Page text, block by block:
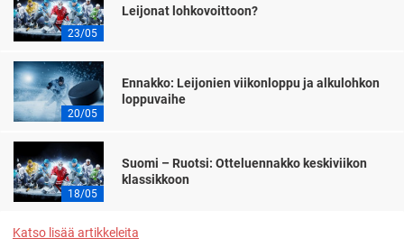
23/05
Leijonat lohkovoittoon?
20/05
Ennakko: Leijonien viikonloppu ja alkulohkon
loppuvaihe
18/05
Suomi – Ruotsi: Otteluennakko keskiviikon
klassikkoon
Katso lisää artikkeleita